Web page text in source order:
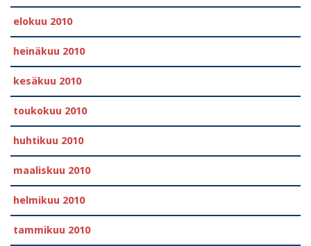
elokuu 2010
heinäkuu 2010
kesäkuu 2010
toukokuu 2010
huhtikuu 2010
maaliskuu 2010
helmikuu 2010
tammikuu 2010